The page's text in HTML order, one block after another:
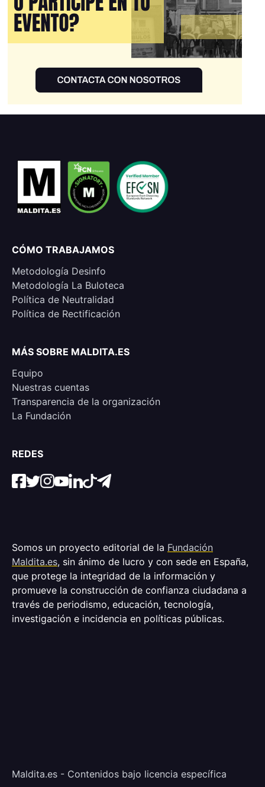
CÓMO TRABAJAMOS
Metodología Desinfo
Metodología La Buloteca
Política de Neutralidad
Política de Rectificación
MÁS SOBRE MALDITA.ES
Equipo
Nuestras cuentas
Transparencia de la organización
La Fundación
REDES
Somos un proyecto editorial de la Fundación
Maldita.es, sin ánimo de lucro y con sede en España,
que protege la integridad de la información y
promueve la construcción de confianza ciudadana a
través de periodismo, educación, tecnología,
investigación e incidencia en políticas públicas.
Maldita.es - Contenidos bajo licencia específica